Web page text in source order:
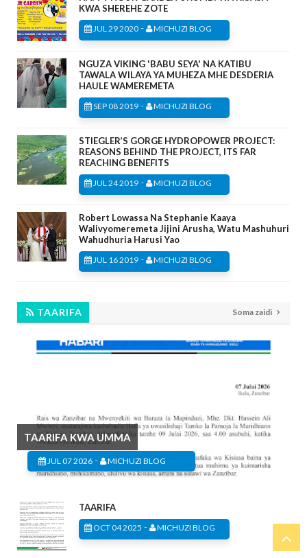
KWA SHEREHE ZOTE
JUL 29 2020 - MICHUZI BLOG
NGUZA VIKING 'BABU SEYA' NA KATIBU
TAWALA WILAYA YA MUHEZA MHE DESDERIA
HAULE WAMEREMETA
SEP 08 2019 - MICHUZI BLOG
STIEGLER’S GORGE HYDROPOWER PROJECT:
REASONS BEHIND THE PROJECT, ITS FAR
REACHING BENEFITS
JUL 24 2019 - MICHUZI BLOG
Robert Lowassa Na Stephanie Kaaya
Walivyomeremeta Jijini Arusha, Watu Mashuhuri
Wahudhuria Harusi Yao
JUL 16 2019 - MICHUZI BLOG
TAARIFA Soma zaidi
TAARIFA KWA UMMA
JUL 07 2026 - MICHUZI BLOG
TAARIFA
OCT 04 2025 - MICHUZI BLOG